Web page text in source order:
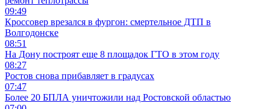
09:49
Кроссовер врезался в фургон: смертельное ДТП в
Волгодонске
08:51
На Дону построят еще 8 площадок ГТО в этом году
08:27
Ростов снова прибавляет в градусах
07:47
Более 20 БПЛА уничтожили над Ростовской областью